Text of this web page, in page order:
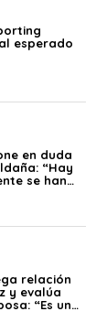
esperado
en duda
“Hay
se han
relación
y evalúa
“Es una